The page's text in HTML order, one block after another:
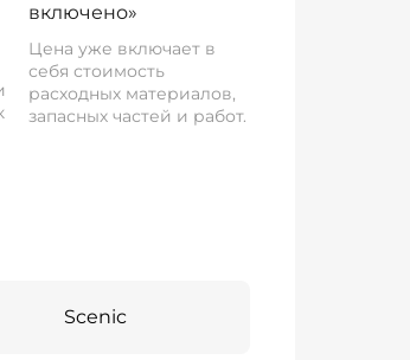
включено»
Цена уже включает в
себя стоимость
расходных материалов,
запасных частей и работ.
Scenic